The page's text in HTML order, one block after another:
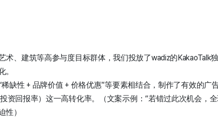
术、建筑等高参与度目标群体，我们投放了wadiz的KakaoTalk
。
缺性 + 品牌价值 + 价格优惠”等要素相结合，制作了有效的广
资回报率）这一高转化率。（文案示例：“若错过此次机会，
）